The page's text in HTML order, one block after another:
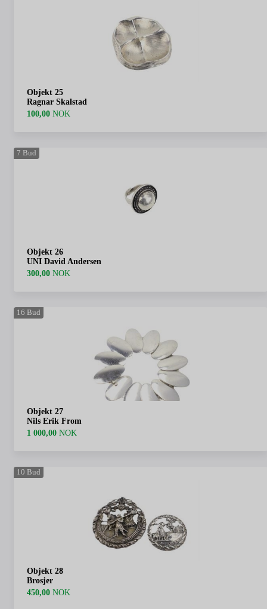
Objekt 25
Ragnar Skalstad
100,00 NOK
7 Bud
Objekt 26
UNI David Andersen
300,00 NOK
16 Bud
Objekt 27
Nils Erik From
1 000,00 NOK
10 Bud
Objekt 28
Brosjer
450,00 NOK